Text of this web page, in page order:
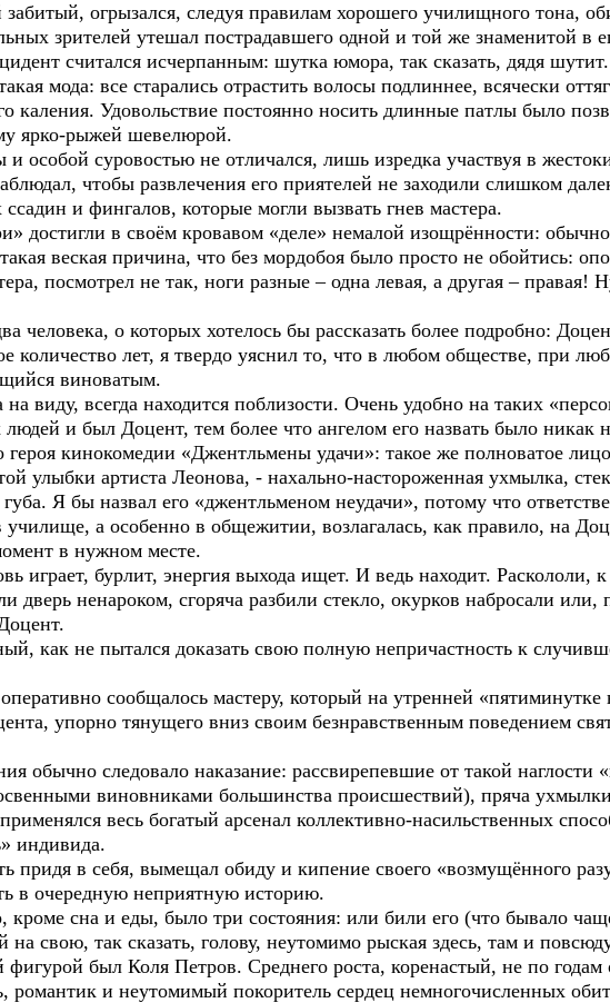
огрызался, следуя правилам хорошего училищного тона,
зрителей утешал пострадавшего одной и той же знаменитой в
считался исчерпанным: шутка юмора, так сказать, дядя шутит.
мода: все старались отрастить волосы подлиннее, всячески
каления. Удовольствие постоянно носить длинные патлы было
ярко-рыжей шевелюрой.
особой суровостью не отличался, лишь изредка участвуя в
чтобы развлечения его приятелей не заходили слишком
и фингалов, которые могли вызвать гнев мастера.
достигли в своём кровавом «деле» немалой изощрённости:
веская причина, что без мордобоя было просто не обойтись:
посмотрел не так, ноги разные – одна левая, а другая – правая!
о которых хотелось бы рассказать более подробно:
лет, я твердо уяснил то, что в любом обществе, при
виноватым.
на виду, всегда находится поблизости. Очень удобно на таких
и был Доцент, тем более что ангелом его назвать было никак
героя кинокомедии «Джентльмены удачи»: такое же полноватое
улыбки артиста Леонова, - нахально-настороженная ухмылка,
Я бы назвал его «джентльменом неудачи», потому что
а особенно в общежитии, возлагалась, как правило, на
в нужном месте.
бурлит, энергия выхода ищет. И ведь находит. Раскололи,
дверь ненароком, сгоряча разбили стекло, окурков набросали или,
как не пытался доказать свою полную непричастность к
сообщалось мастеру, который на утренней
упорно тянущего вниз своим безнравственным поведением
обычно следовало наказание: рассвирепевшие от такой
виновниками большинства происшествий), пряча
весь богатый арсенал коллективно-насильственных
индивида.
придя в себя, вымещал обиду и кипение своего «возмущённого
в очередную неприятную историю.
сна и еды, было три состояния: или били его (что бывало
свою, так сказать, голову, неутомимо рыская здесь, там и
был Коля Петров. Среднего роста, коренастый, не по годам
романтик и неутомимый покоритель сердец немногочисленных